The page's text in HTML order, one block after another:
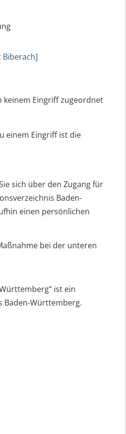
keinem Eingriff zugeordnet
einem Eingriff ist die
sich über den Zugang für
Baden-
einen persönlichen
bei der unteren
ist ein
Baden-Württemberg.